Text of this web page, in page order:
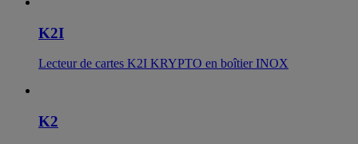
K2I
Lecteur de cartes K2I KRYPTO en boîtier INOX
K2